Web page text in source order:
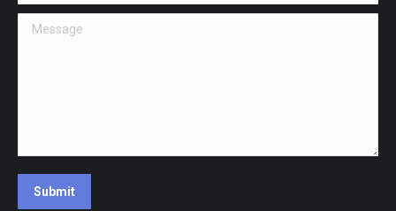
Message
Submit